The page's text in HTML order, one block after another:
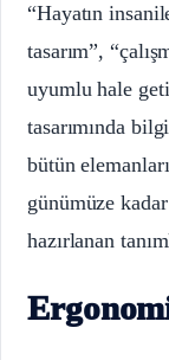
“Hayatın
tasarım”,
uyumlu hale
tasarımında
bütün
günümüze
hazırlanan